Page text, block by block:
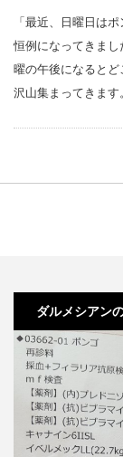
「最近、日曜日は
恒例になってきま
曜の午後になると
沢山集まってきま
ダルメシアン